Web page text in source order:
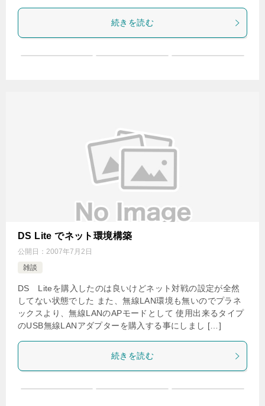
続きを読む
DS Lite でネット環境構築
公開日： 2007年7月2日
雑談
DS Liteを購入したのは良いけどネット対戦の設定が全然
してない状態でした また、無線LAN環境も無いのでプラネ
ックスより、無線LANのAPモードとして 使用出来るタイプ
のUSB無線LANアダプターを購入する事にしまし […]
続きを読む